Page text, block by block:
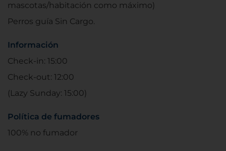
mascotas/habitación como máximo)
Perros guía Sin Cargo.
Información
Check-in: 15:00
Check-out: 12:00
(Lazy Sunday: 15:00)
Política de fumadores
100% no fumador